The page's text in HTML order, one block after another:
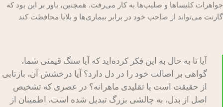
جواهرات کلیساها و صلیب‌ها به کار می‌رفت. همچنین، باور بر این بود که
گارنت می‌تواند از صاحب خود در برابر بیماری‌ها و بلایا محافظت کند
آیا تا به حال به این فکر کرده‌اید که آیا سنگ قیمتی شما،
گواهی بر اصالت خود را در دل دارد؟ آیا درخشش آن، بازتابی
از حقیقت است یا تقلیدی ماهرانه؟ در عصری که تشخیص
اصل از بدل، به چالشی بزرگ تبدیل شده است، اطمینان از